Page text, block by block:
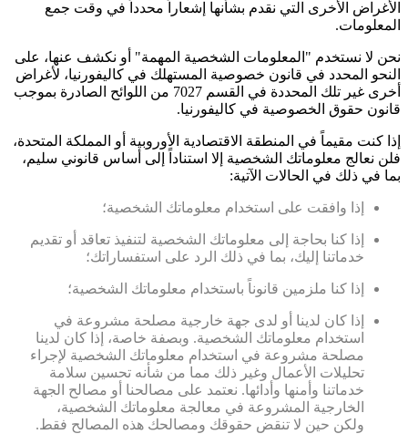
الأغراض الأخرى التي نقدم بشأنها إشعاراً محدداً في وقت جمع
المعلومات.
نحن لا نستخدم "المعلومات الشخصية المهمة" أو نكشف عنها، على
النحو المحدد في قانون خصوصية المستهلك في كاليفورنيا، لأغراض
أخرى غير تلك المحددة في القسم 7027 من اللوائح الصادرة بموجب
قانون حقوق الخصوصية في كاليفورنيا.
إذا كنت مقيماً في المنطقة الاقتصادية الأوروبية أو المملكة المتحدة،
فلن نعالج معلوماتك الشخصية إلا استناداً إلى أساس قانوني سليم،
بما في ذلك في الحالات الآتية:
إذا وافقت على استخدام معلوماتك الشخصية؛
إذا كنا بحاجة إلى معلوماتك الشخصية لتنفيذ تعاقد أو تقديم
خدماتنا إليك، بما في ذلك الرد على استفساراتك؛
إذا كنا ملزمين قانوناً باستخدام معلوماتك الشخصية؛
إذا كان لدينا أو لدى جهة خارجية مصلحة مشروعة في
استخدام معلوماتك الشخصية. وبصفة خاصة، إذا كان لدينا
مصلحة مشروعة في استخدام معلوماتك الشخصية لإجراء
تحليلات الأعمال وغير ذلك مما من شأنه تحسين سلامة
خدماتنا وأمنها وأدائها. نعتمد على مصالحنا أو مصالح الجهة
الخارجية المشروعة في معالجة معلوماتك الشخصية،
ولكن حين لا تنقض حقوقك ومصالحك هذه المصالح فقط.